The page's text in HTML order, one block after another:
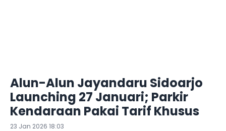
Alun-Alun Jayandaru Sidoarjo
Launching 27 Januari; Parkir
Kendaraan Pakai Tarif Khusus
23 Jan 2026 18:03